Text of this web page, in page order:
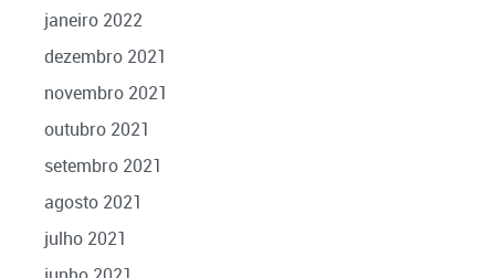
janeiro 2022
dezembro 2021
novembro 2021
outubro 2021
setembro 2021
agosto 2021
julho 2021